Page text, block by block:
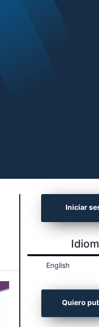
Iniciar
English
Quiero